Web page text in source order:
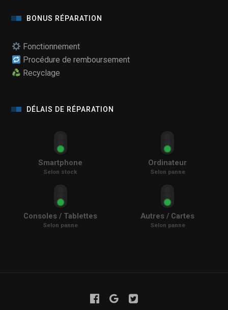
BONUS RÉPARATION
Fonctionnement
Procédure de remboursement
Recyclage
DÉLAIS DE RÉPARATION
Smartphone
Selon stock
Ordinateur
Selon panne
Consoles / Tablettes
Selon panne
Autres / Cartes
Selon panne